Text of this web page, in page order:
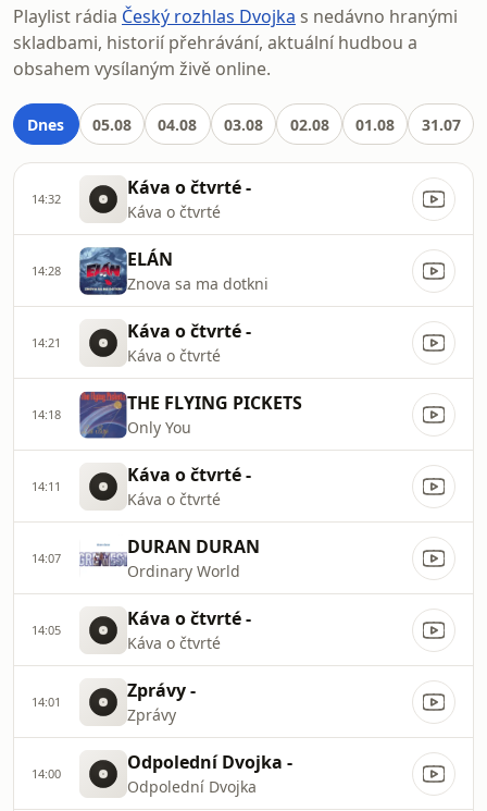
Playlist rádia Český rozhlas Dvojka s nedávno hranými
skladbami, historií přehrávání, aktuální hudbou a
obsahem vysílaným živě online.
Dnes 05.08 04.08 03.08 02.08 01.08 31.07
14:32 Káva o čtvrté -
Káva o čtvrté
14:28 ELÁN
Znova sa ma dotkni
14:21 Káva o čtvrté -
Káva o čtvrté
14:18 THE FLYING PICKETS
Only You
14:11 Káva o čtvrté -
Káva o čtvrté
14:07 DURAN DURAN
Ordinary World
14:05 Káva o čtvrté -
Káva o čtvrté
14:01 Zprávy -
Zprávy
14:00 Odpolední Dvojka -
Odpolední Dvojka